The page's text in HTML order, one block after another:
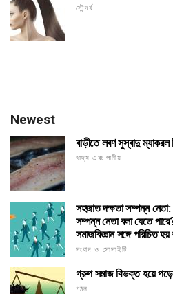
সৌন্দর্য
Newest
বাড়ীতে লবণ সুস্বাদু ম্যাকরল
খাদ্য এবং পানীয়
সহজাত দক্ষতা সম্পন্ন নেতা:
সম্পন্ন নেতা বলা যেতে
সমাজবিজ্ঞান সঙ্গে পরিচিত
সংবাদ ও সোসাইটি
গ্রুপ সমাজ বিভক্ত হয়ে পড়ে
গঠন